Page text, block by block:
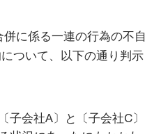
に係る一連の行為の不自
ついて、以下の通り判示
子会社A〕と〔子会社C〕